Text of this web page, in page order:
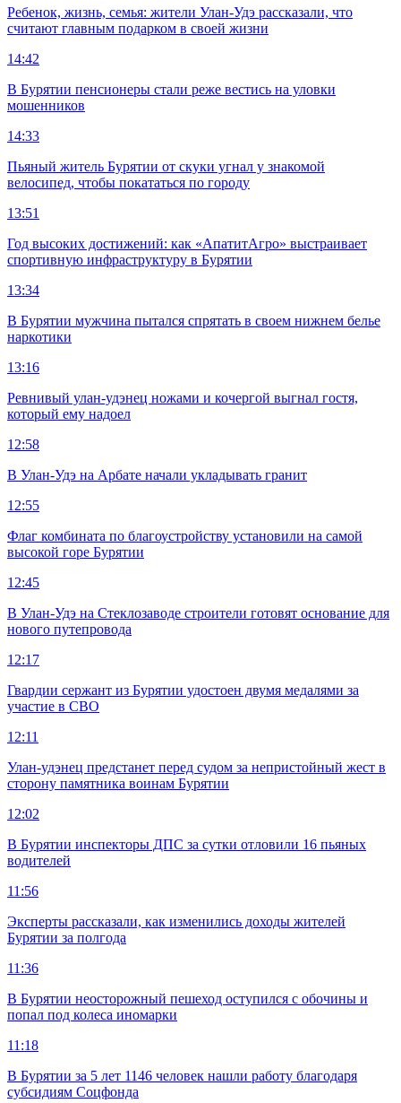
Ребенок, жизнь, семья: жители Улан-Удэ рассказали, что
считают главным подарком в своей жизни
14:42
В Бурятии пенсионеры стали реже вестись на уловки
мошенников
14:33
Пьяный житель Бурятии от скуки угнал у знакомой
велосипед, чтобы покататься по городу
13:51
Год высоких достижений: как «АпатитАгро» выстраивает
спортивную инфраструктуру в Бурятии
13:34
В Бурятии мужчина пытался спрятать в своем нижнем белье
наркотики
13:16
Ревнивый улан-удэнец ножами и кочергой выгнал гостя,
который ему надоел
12:58
В Улан-Удэ на Арбате начали укладывать гранит
12:55
Флаг комбината по благоустройству установили на самой
высокой горе Бурятии
12:45
В Улан-Удэ на Стеклозаводе строители готовят основание для
нового путепровода
12:17
Гвардии сержант из Бурятии удостоен двумя медалями за
участие в СВО
12:11
Улан-удэнец предстанет перед судом за непристойный жест в
сторону памятника воинам Бурятии
12:02
В Бурятии инспекторы ДПС за сутки отловили 16 пьяных
водителей
11:56
Эксперты рассказали, как изменились доходы жителей
Бурятии за полгода
11:36
В Бурятии неосторожный пешеход оступился с обочины и
попал под колеса иномарки
11:18
В Бурятии за 5 лет 1146 человек нашли работу благодаря
субсидиям Соцфонда